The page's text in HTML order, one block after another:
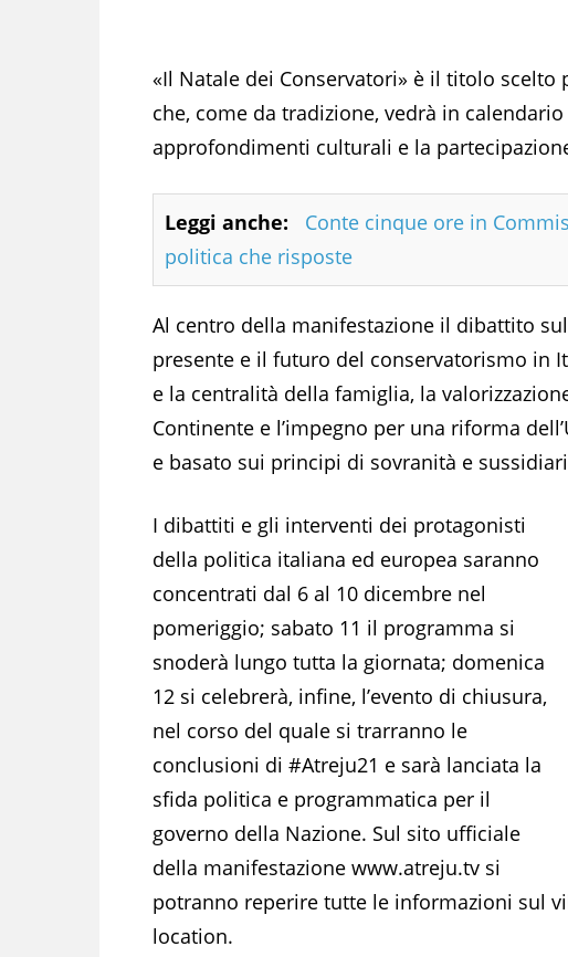
«Il Natale dei Conservatori» è il titolo scelto
che, come da tradizione, vedrà in
approfondimenti culturali e la
Leggi anche:
Conte cinque ore in
politica che risposte
Al centro della manifestazione il dibattito
presente e il futuro del conservatorismo in
e la centralità della famiglia, la
Continente e l’impegno per una riforma
e basato sui principi di sovranità e
I dibattiti e gli interventi dei protagonisti
della politica italiana ed europea saranno
concentrati dal 6 al 10 dicembre nel
pomeriggio; sabato 11 il programma si
snoderà lungo tutta la giornata; domenica
12 si celebrerà, infine, l’evento di chiusura,
nel corso del quale si trarranno le
conclusioni di #Atreju21 e sarà lanciata la
sfida politica e programmatica per il
governo della Nazione. Sul sito ufficiale
della manifestazione www.atreju.tv si
potranno reperire tutte le informazioni sul
location.